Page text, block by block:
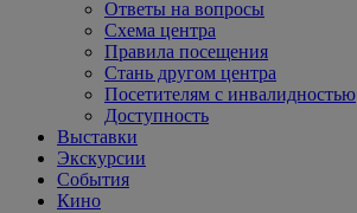
Ответы на вопросы
Схема центра
Правила посещения
Стань другом центра
Посетителям с инвалидностью
Доступность
Выставки
Экскурсии
События
Кино